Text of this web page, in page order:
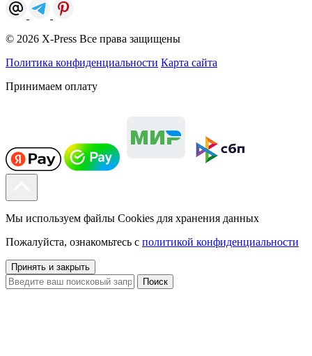
© 2026 X-Press Все права защищены
Политика конфиденциальности Карта сайта
Принимаем оплату
Мы используем файлы Cookies для хранения данных
Пожалуйста, ознакомьтесь с политикой конфиденциальности
Принять и закрыть